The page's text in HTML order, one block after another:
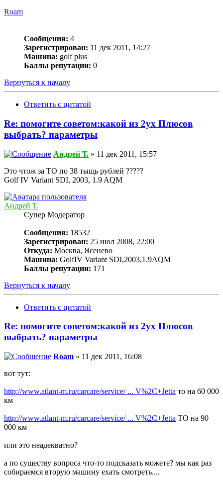
Roam
Сообщения: 4
Зарегистрирован: 11 дек 2011, 14:27
Машина: golf plus
Баллы репутации: 0
Вернуться к началу
Ответить с цитатой
Re: помогите советом:какой из 2ух Плюсов
выбрать? параметры
Андрей Т. » 11 дек 2011, 15:57
Это чтож за ТО по 38 тыщь рублей ?????
Golf IV Variant SDI, 2003, 1.9 AQM
Андрей Т.
Супер Модератор
Сообщения: 18532
Зарегистрирован: 25 июл 2008, 22:00
Откуда: Москва, Ясенево
Машина: GolfIV Variant SDI,2003,1.9AQM
Баллы репутации: 171
Вернуться к началу
Ответить с цитатой
Re: помогите советом:какой из 2ух Плюсов
выбрать? параметры
Roam » 11 дек 2011, 16:08
вот тут:
http://www.atlant-m.ru/carcare/service/ ... V%2C+Jetta то на 60 000
км
http://www.atlant-m.ru/carcare/service/ ... V%2C+Jetta ТО на 90
000 км
или это неадекватно?
а по существу вопроса что-то подсказать можете? мы как раз
собираемся вторую машину ехать смотреть....